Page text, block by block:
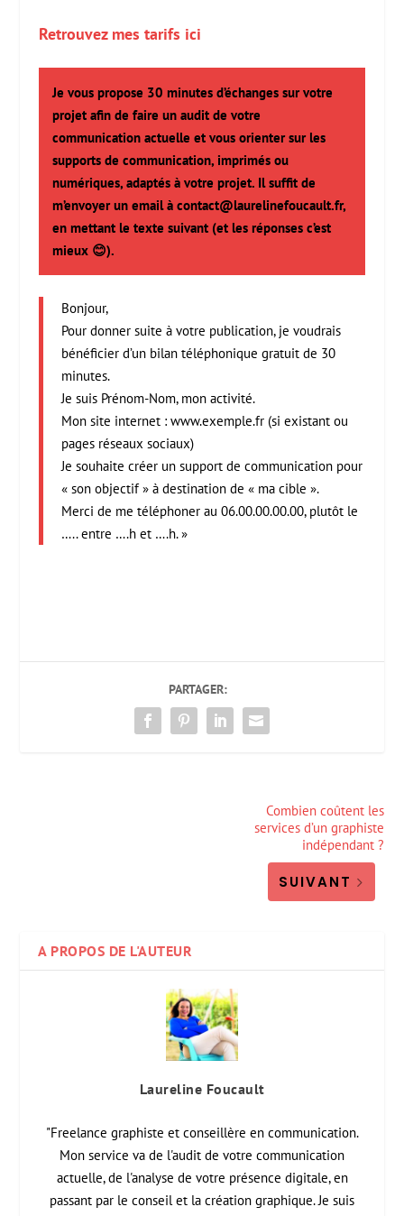
Retrouvez mes tarifs ici
Je vous propose 30 minutes d’échanges sur votre
projet afin de faire un audit de votre
communication actuelle et vous orienter sur les
supports de communication, imprimés ou
numériques, adaptés à votre projet. Il suffit de
m’envoyer un email à contact@laurelinefoucault.fr,
en mettant le texte suivant (et les réponses c’est
mieux 😊).
Bonjour,
Pour donner suite à votre publication, je voudrais
bénéficier d’un bilan téléphonique gratuit de 30
minutes.
Je suis Prénom-Nom, mon activité.
Mon site internet : www.exemple.fr (si existant ou
pages réseaux sociaux)
Je souhaite créer un support de communication pour
« son objectif » à destination de « ma cible ».
Merci de me téléphoner au 06.00.00.00.00, plutôt le
….. entre ….h et ….h. »
PARTAGER:
Combien coûtent les
services d’un graphiste
indépendant ?
SUIVANT
A PROPOS DE L'AUTEUR
Laureline Foucault
"Freelance graphiste et conseillère en communication.
Mon service va de l'audit de votre communication
actuelle, de l'analyse de votre présence digitale, en
passant par le conseil et la création graphique. Je suis